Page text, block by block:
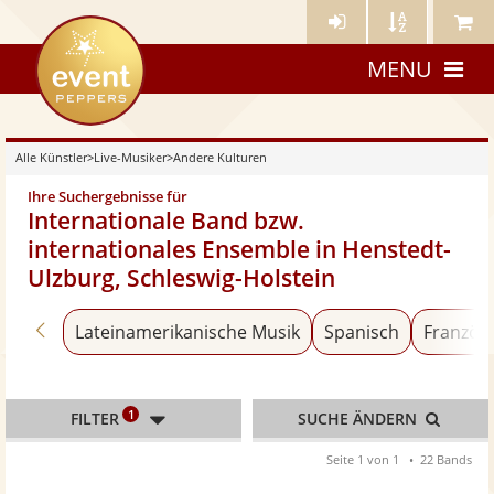
Künstler- Künstler Meine
eventpeppers
MENU
Alle Künstler>Live-Musiker>Andere Kulturen
Ihre Suchergebnisse für
Internationale Band bzw.
internationales Ensemble in Henstedt-
Ulzburg, Schleswig-Holstein
Zurück zu «Bands & Ensembles»
Lateinamerikanische Musik Spanisch
FILTER 1 SUCHE ÄNDERN
Seite 1 von 1 22 Bands